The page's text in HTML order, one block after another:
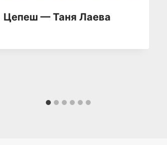
Цепеш — Таня Лаева